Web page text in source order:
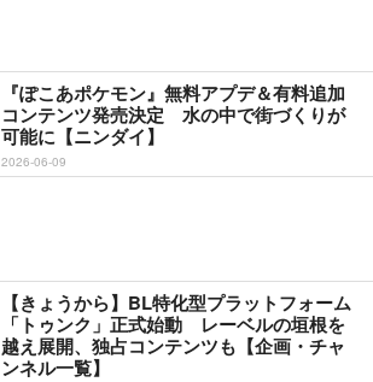
『ぽこあポケモン』無料アプデ＆有料追加
コンテンツ発売決定 水の中で街づくりが
可能に【ニンダイ】
2026-06-09
【きょうから】BL特化型プラットフォーム
「トゥンク」正式始動 レーベルの垣根を
越え展開、独占コンテンツも【企画・チャ
ンネル一覧】